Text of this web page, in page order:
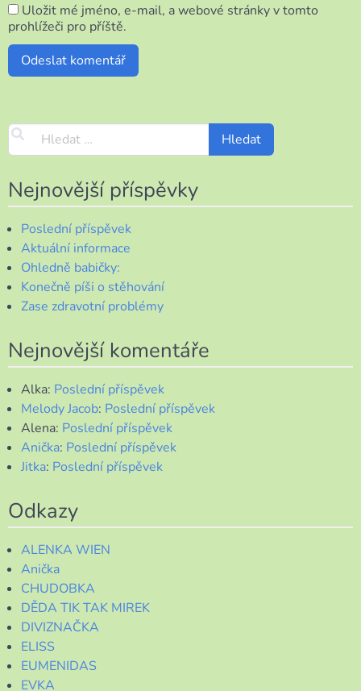
Uložit mé jméno, e-mail, a webové stránky v tomto
prohlížeči pro příště.
Nejnovější příspěvky
Poslední příspěvek
Aktuální informace
Ohledně babičky:
Konečně píši o stěhování
Zase zdravotní problémy
Nejnovější komentáře
Alka: Poslední příspěvek
Melody Jacob: Poslední příspěvek
Alena: Poslední příspěvek
Anička: Poslední příspěvek
Jitka: Poslední příspěvek
Odkazy
ALENKA WIEN
Anička
CHUDOBKA
DĚDA TIK TAK MIREK
DIVIZNAČKA
ELISS
EUMENIDAS
EVKA